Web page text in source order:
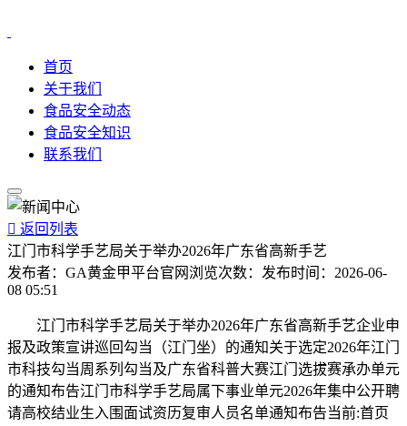
首页
关于我们
食品安全动态
食品安全知识
联系我们
 返回列表
江门市科学手艺局关于举办2026年广东省高新手艺
发布者： GA黄金甲平台官网 浏览次数： 发布时间： 2026-06-
08 05:51
江门市科学手艺局关于举办2026年广东省高新手艺企业申
报及政策宣讲巡回勾当（江门坐）的通知关于选定2026年江门
市科技勾当周系列勾当及广东省科普大赛江门选拔赛承办单元
的通知布告江门市科学手艺局属下事业单元2026年集中公开聘
请高校结业生入围面试资历复审人员名单通知布告当前:首页